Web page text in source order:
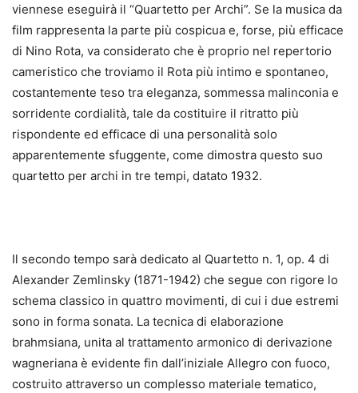
viennese eseguirà il “Quartetto per Archi”. Se la musica da
film rappresenta la parte più cospicua e, forse, più efficace
di Nino Rota, va considerato che è proprio nel repertorio
cameristico che troviamo il Rota più intimo e spontaneo,
costantemente teso tra eleganza, sommessa malinconia e
sorridente cordialità, tale da costituire il ritratto più
rispondente ed efficace di una personalità solo
apparentemente sfuggente, come dimostra questo suo
quartetto per archi in tre tempi, datato 1932.
Il secondo tempo sarà dedicato al Quartetto n. 1, op. 4 di
Alexander Zemlinsky (1871-1942) che segue con rigore lo
schema classico in quattro movimenti, di cui i due estremi
sono in forma sonata. La tecnica di elaborazione
brahmsiana, unita al trattamento armonico di derivazione
wagneriana è evidente fin dall’iniziale Allegro con fuoco,
costruito attraverso un complesso materiale tematico,